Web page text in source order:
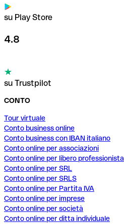
su Play Store
4.8
su Trustpilot
CONTO
Tour virtuale
Conto business online
Conto business con IBAN italiano
Conto online per associazioni
Conto online per libero professionista
Conto online per SRL
Conto online per SRLS
Conto online per Partita IVA
Conto online per imprese
Conto online per società
Conto online per ditta individuale